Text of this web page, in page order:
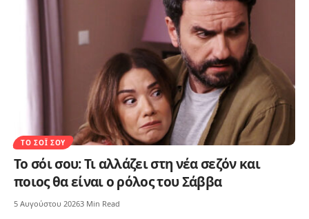
ΤΟ ΣΌΙ ΣΟΥ
Το σόι σου: Τι αλλάζει στη νέα σεζόν και
ποιος θα είναι ο ρόλος του Σάββα
5 Αυγούστου 20263 Min Read